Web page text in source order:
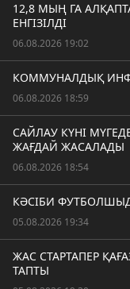
12,8 МЫҢ ГА
ЕНГІЗІЛДІ
06.08.2026 19:02
КОММУНАЛДЫҚ
06.08.2026 18:59
САЙЛАУ КҮНІ
ЖАҒДАЙ ЖАСАЛАДЫ
06.08.2026 18:54
КӘСІБИ
05.08.2026 19:34
ЖАС СТАРТАПЕР
ТАПТЫ